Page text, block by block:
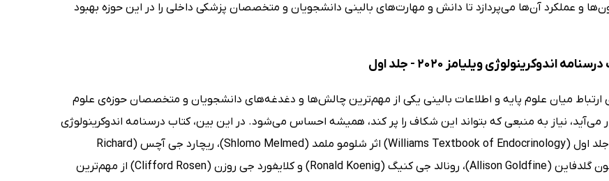
و عملکرد آن‌ها می‌پردازد تا دانش و مهارت‌های بالینی دانشجویان و متخصصان پزشکی داخلی را در این حوزه بهبود
اندوکرینولوژی ویلیامز 2020 - جلد اول
ارتباط میان علوم پایه و اطلاعات بالینی یکی از مهم‌ترین چالش‌ها و دغدغه‌های دانشجویان و متخصصان حوزه‌ی علوم
می‌آید، نیاز به منبعی که بتواند این شکاف را پر کند، همیشه احساس می‌شود. در این بین، کتاب درسنامه اندوکرینولوژی
ویلیامز 2020 - جلد اول (Williams Textbook of Endocrinology) اثر شلومو ملمد (Shlomo Melmed)، ریچارد جی آچس (Richard
Auchus)، آلیسون گلدفاین (Allison Goldfine)، رونالد جی کنیگ (Ronald Koenig) و کلایفورد جی روزن (Clifford Rosen) از مهم‌ترین